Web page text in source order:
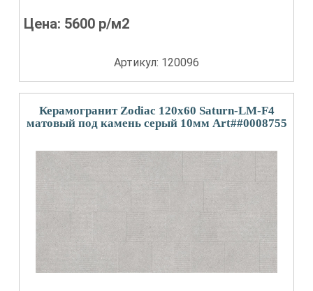
Цена: 5600 р/м2
Артикул: 120096
Керамогранит Zodiac 120x60 Saturn-LM-F4
матовый под камень серый 10мм Art##0008755